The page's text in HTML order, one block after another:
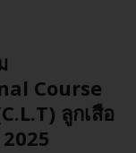
Course
ลูกเสือ